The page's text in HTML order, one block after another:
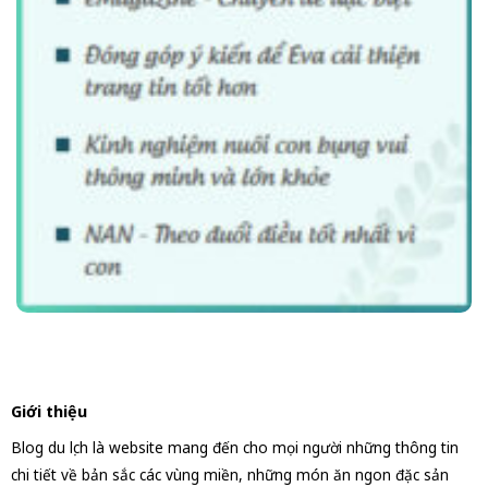
Giới thiệu
Blog du lịch là website mang đến cho mọi người những thông tin
chi tiết về bản sắc các vùng miền, những món ăn ngon đặc sản